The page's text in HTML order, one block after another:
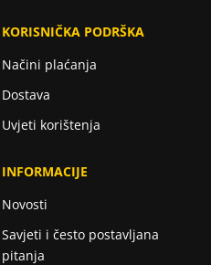
KORISNIČKA PODRŠKA
Načini plaćanja
Dostava
Uvjeti korištenja
INFORMACIJE
Novosti
Savjeti i često postavljana
pitanja